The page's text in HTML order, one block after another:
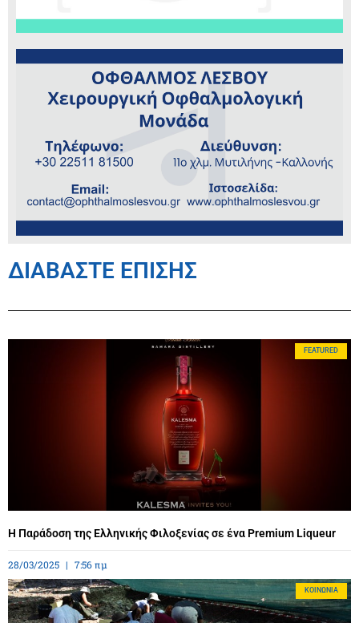
ΔΙΑΒΑΣΤΕ ΕΠΙΣΗΣ
FEATURED
Η Παράδοση της Ελληνικής Φιλοξενίας σε ένα Premium Liqueur
28/03/2025 7:56 πμ
ΚΟΙΝΩΝΊΑ